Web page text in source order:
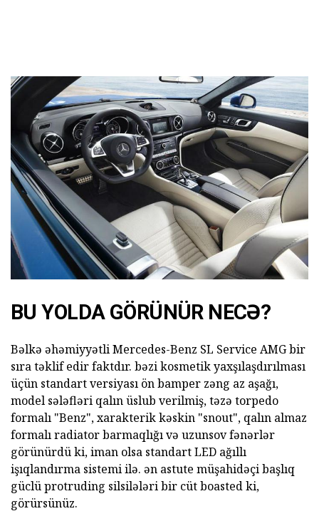
BU YOLDA GÖRÜNÜR NECƏ?
Bəlkə əhəmiyyətli Mercedes-Benz SL Service AMG bir
sıra təklif edir faktdır. bəzi kosmetik yaxşılaşdırılması
üçün standart versiyası ön bamper zəng az aşağı,
model sələfləri qalın üslub verilmiş, təzə torpedo
formalı "Benz", xarakterik kəskin "snout", qalın almaz
formalı radiator barmaqlığı və uzunsov fənərlər
görünürdü ki, iman olsa standart LED ağıllı
işıqlandırma sistemi ilə. ən astute müşahidəçi başlıq
güclü protruding silsilələri bir cüt boasted ki,
görürsünüz.